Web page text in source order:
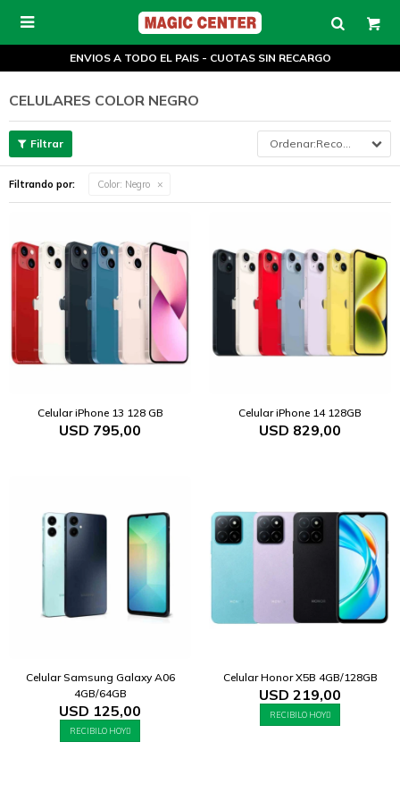

ENVIOS A TODO EL PAIS - CUOTAS SIN RECARGO
CELULARES COLOR NEGRO
Recomendados
Filtrando por: Color: Negro
Celular iPhone 13 128 GB
USD 795,00
Celular iPhone 14 128GB
USD 829,00
Celular Samsung Galaxy A06
4GB/64GB
USD 125,00
RECIBILO HOY
Celular Honor X5B 4GB/128GB
USD 219,00
RECIBILO HOY